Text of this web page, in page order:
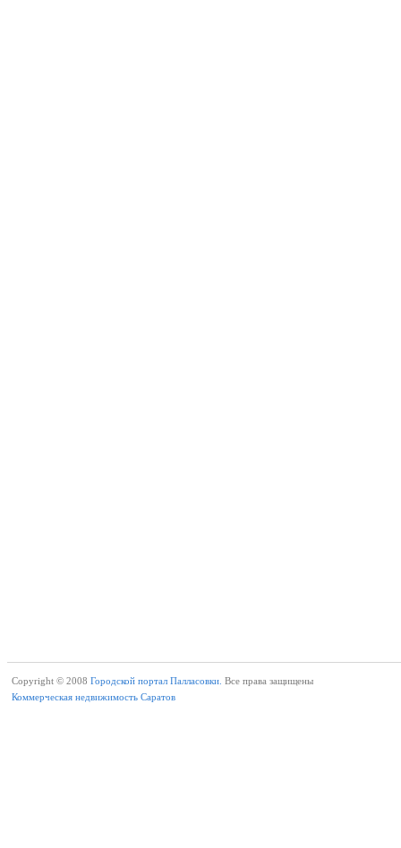
Copyright © 2008 Городской портал Палласовки. Все права защищены
Коммерческая недвижимость Саратов